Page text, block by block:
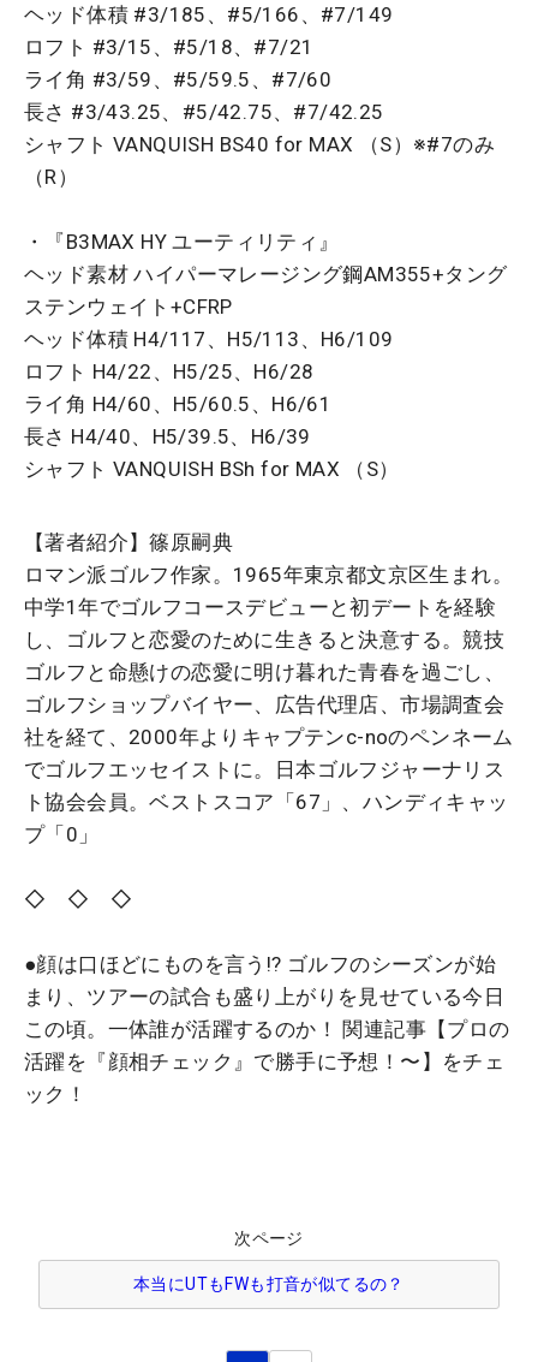
ヘッド体積 #3/185、#5/166、#7/149
ロフト #3/15、#5/18、#7/21
ライ角 #3/59、#5/59.5、#7/60
長さ #3/43.25、#5/42.75、#7/42.25
シャフト VANQUISH BS40 for MAX （S）※#7のみ
（R）
・『B3MAX HY ユーティリティ』
ヘッド素材 ハイパーマレージング鋼AM355+タング
ステンウェイト+CFRP
ヘッド体積 H4/117、H5/113、H6/109
ロフト H4/22、H5/25、H6/28
ライ角 H4/60、H5/60.5、H6/61
長さ H4/40、H5/39.5、H6/39
シャフト VANQUISH BSh for MAX （S）
【著者紹介】篠原嗣典
ロマン派ゴルフ作家。1965年東京都文京区生まれ。
中学1年でゴルフコースデビューと初デートを経験
し、ゴルフと恋愛のために生きると決意する。競技
ゴルフと命懸けの恋愛に明け暮れた青春を過ごし、
ゴルフショップバイヤー、広告代理店、市場調査会
社を経て、2000年よりキャプテンc-noのペンネーム
でゴルフエッセイストに。日本ゴルフジャーナリス
ト協会会員。ベストスコア「67」、ハンディキャッ
プ「0」
◇ ◇ ◇
●顔は口ほどにものを言う!? ゴルフのシーズンが始
まり、ツアーの試合も盛り上がりを見せている今日
この頃。一体誰が活躍するのか！ 関連記事【プロの
活躍を『顔相チェック』で勝手に予想！〜】をチェ
ック！
次ページ
本当にUTもFWも打音が似てるの？